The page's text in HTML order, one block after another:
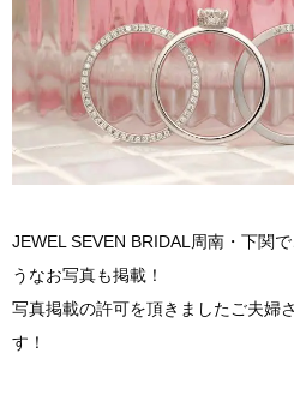
JEWEL SEVEN BRIDAL周南・下関
うなお写真も掲載！
写真掲載の許可を頂きましたご夫婦
す！